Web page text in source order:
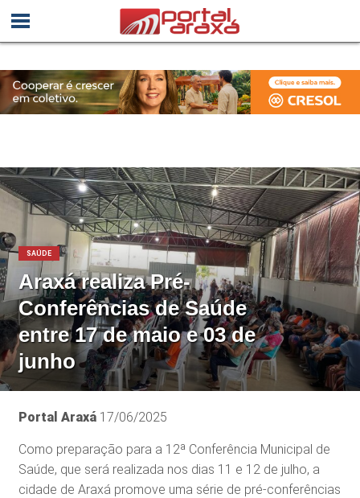
SAÚDE
Araxá realiza Pré-
Conferências de Saúde
entre 17 de maio e 03 de
junho
Portal Araxá 17/06/2025
Como preparação para a 12ª Conferência Municipal de
Saúde, que será realizada nos dias 11 e 12 de julho, a
cidade de Araxá promove uma série de pré-conferências